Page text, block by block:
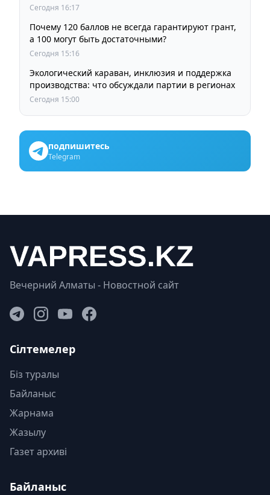
Сегодня 16:17
Почему 120 баллов не всегда гарантируют грант,
а 100 могут быть достаточными?
Сегодня 15:16
Экологический караван, инклюзия и поддержка
производства: что обсуждали партии в регионах
Сегодня 15:00
подпишитесь
Telegram
Вечерний Алматы - Новостной сайт
Сілтемелер
Біз туралы
Байланыс
Жарнама
Жазылу
Газет архиві
Байланыс